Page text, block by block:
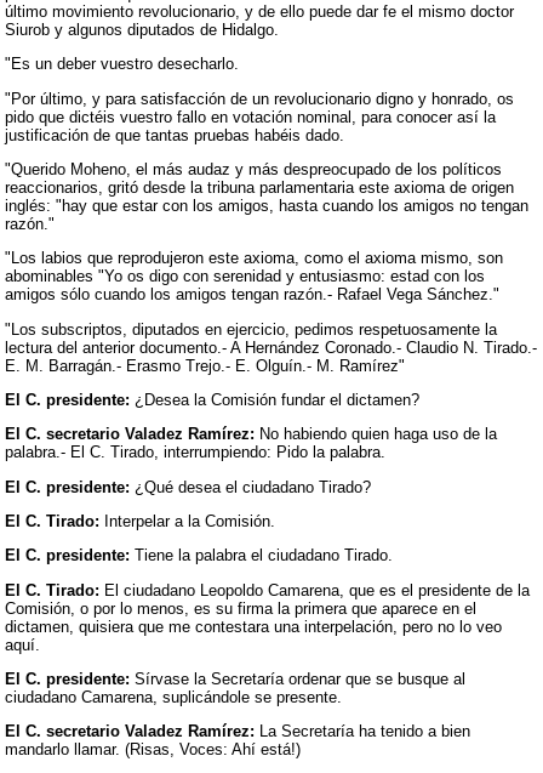
último movimiento revolucionario, y de ello puede dar fe el mismo doctor
Siurob y algunos diputados de Hidalgo.
"Es un deber vuestro desecharlo.
"Por último, y para satisfacción de un revolucionario digno y honrado, os
pido que dictéis vuestro fallo en votación nominal, para conocer así la
justificación de que tantas pruebas habéis dado.
"Querido Moheno, el más audaz y más despreocupado de los políticos
reaccionarios, gritó desde la tribuna parlamentaria este axioma de origen
inglés: "hay que estar con los amigos, hasta cuando los amigos no tengan
razón."
"Los labios que reprodujeron este axioma, como el axioma mismo, son
abominables "Yo os digo con serenidad y entusiasmo: estad con los
amigos sólo cuando los amigos tengan razón.- Rafael Vega Sánchez."
"Los subscriptos, diputados en ejercicio, pedimos respetuosamente la
lectura del anterior documento.- A Hernández Coronado.- Claudio N. Tirado.-
E. M. Barragán.- Erasmo Trejo.- E. Olguín.- M. Ramírez"
El C. presidente: ¿Desea la Comisión fundar el dictamen?
El C. secretario Valadez Ramírez: No habiendo quien haga uso de la
palabra.- El C. Tirado, interrumpiendo: Pido la palabra.
El C. presidente: ¿Qué desea el ciudadano Tirado?
El C. Tirado: Interpelar a la Comisión.
El C. presidente: Tiene la palabra el ciudadano Tirado.
El C. Tirado: El ciudadano Leopoldo Camarena, que es el presidente de la
Comisión, o por lo menos, es su firma la primera que aparece en el
dictamen, quisiera que me contestara una interpelación, pero no lo veo
aquí.
El C. presidente: Sírvase la Secretaría ordenar que se busque al
ciudadano Camarena, suplicándole se presente.
El C. secretario Valadez Ramírez: La Secretaría ha tenido a bien
mandarlo llamar. (Risas, Voces: Ahí está!)